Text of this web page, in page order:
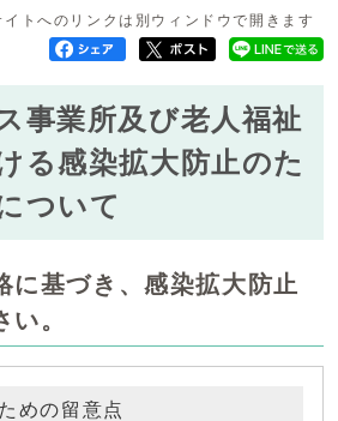
イトへのリンクは別ウィンドウで開きます
事業所及び老人福祉
る感染拡大防止のた
ついて
に基づき、感染拡大防止
。
めの留意点